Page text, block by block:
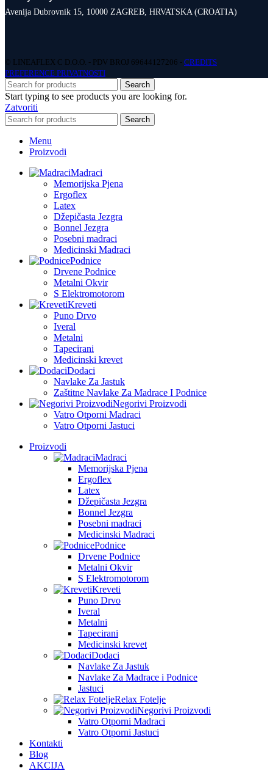
Avenija Dubrovnik 15, 10000 ZAGREB, HRVATSKA (CROATIA)
© LINEAFLEX C D.O.O. - PDV BROJ 69644127206 - CREDITS
PREFERENCE PRIVATNOSTI
Search
Start typing to see products you are looking for.
Zatvoriti
Search
Menu
Proizvodi
Madraci
Memorijska Pjena
Ergoflex
Latex
Džepičasta Jezgra
Bonnel Jezgra
Posebni madraci
Medicinski Madraci
Podnice
Drvene Podnice
Metalni Okvir
S Elektromotorom
Kreveti
Puno Drvo
Iveral
Metalni
Tapecirani
Medicinski krevet
Dodaci
Navlake Za Jastuk
Zaštitne Navlake Za Madrace I Podnice
Negorivi Proizvodi
Vatro Otporni Madraci
Vatro Otporni Jastuci
Proizvodi
Madraci
Memorijska Pjena
Ergoflex
Latex
Džepičasta Jezgra
Bonnel Jezgra
Posebni madraci
Medicinski Madraci
Podnice
Drvene Podnice
Metalni Okvir
S Elektromotorom
Kreveti
Puno Drvo
Iveral
Metalni
Tapecirani
Medicinski krevet
Dodaci
Navlake Za Jastuk
Navlake Za Madrace i Podnice
Jastuci
Relax Fotelje
Negorivi Proizvodi
Vatro Otporni Madraci
Vatro Otporni Jastuci
Kontakti
Blog
AKCIJA